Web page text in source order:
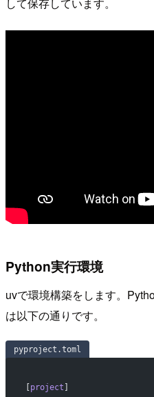
Python実行環境
uvで環境構築をします。
は以下の通りです。
pyproject.toml
project